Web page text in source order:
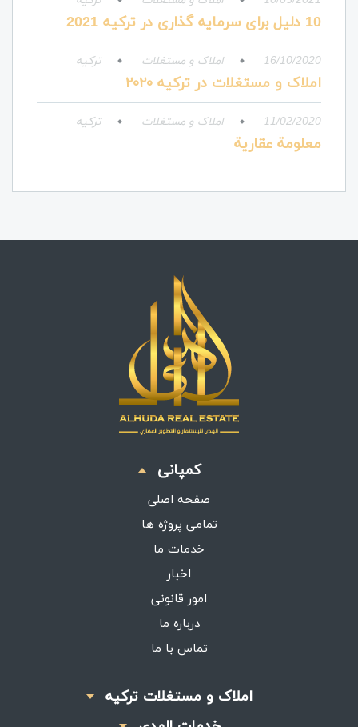
10 دلیل برای سرمایه گذاری در ترکیه 2021
16/10/2020 املاک و مستغلات ترکیه
املاک و مستغلات در ترکیه ۲۰۲۰
11/02/2020 املاک و مستغلات ترکیه
معلومة عقارية
کمپانی
صفحه اصلی
تمامی پروژه ها
خدمات ما
اخبار
امور قانونی
درباره ما
تماس با ما
املاک و مستغلات ترکیه